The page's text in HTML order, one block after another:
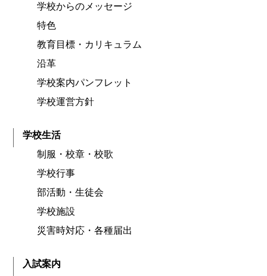
学校からのメッセージ
特色
教育目標・カリキュラム
沿革
学校案内パンフレット
学校運営方針
学校生活
制服・校章・校歌
学校行事
部活動・生徒会
学校施設
災害時対応・各種届出
入試案内